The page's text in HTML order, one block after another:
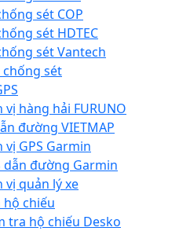
sét COP
sét HDTEC
sét Vantech
chống sét
vị hàng hải FURUNO
đường VIETMAP
vị GPS Garmin
dẫn đường Garmin
vị quản lý xe
chiếu
tra hộ chiếu Desko